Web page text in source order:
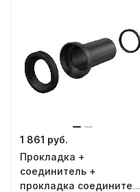
1 861 руб.
Прокладка +
соединитель +
прокладка соединителя